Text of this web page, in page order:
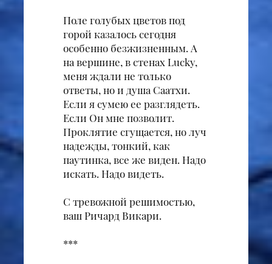
Поле голубых цветов под
горой казалось сегодня
особенно безжизненным. А
на вершине, в стенах Lucky,
меня ждали не только
ответы, но и душа Саатхи.
Если я сумею ее разглядеть.
Если Он мне позволит.
Проклятие сгущается, но луч
надежды, тонкий, как
паутинка, все же виден. Надо
искать. Надо видеть.
С тревожной решимостью,
ваш Ричард Викари.
***